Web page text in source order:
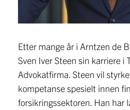
Etter mange år i Arntzen de
Sven Iver Steen sin karriere i
Advokatfirma. Steen vil
kompetanse spesielt innen
forsikringssektoren. Han har